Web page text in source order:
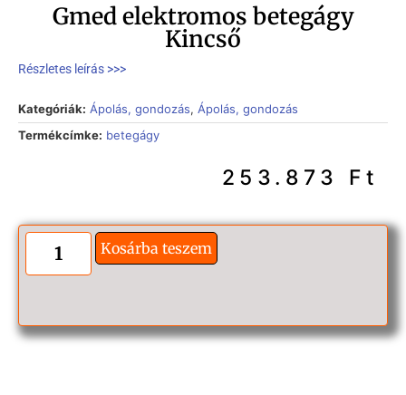
Gmed elektromos betegágy
Kincső
Részletes leírás >>>
Kategóriák: Ápolás, gondozás, Ápolás, gondozás
Termékcímke: betegágy
253.873 Ft
Kosárba teszem